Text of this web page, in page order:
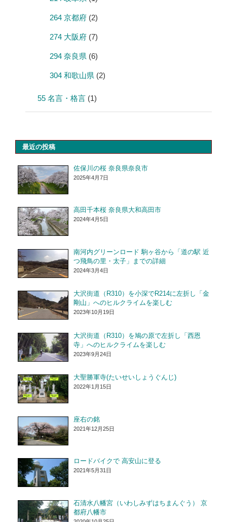
264 京都府 (2)
274 大阪府 (7)
294 奈良県 (6)
304 和歌山県 (2)
55 名言・格言 (1)
最近の投稿
佐保川の桜 奈良県奈良市
2025年4月7日
高田千本桜 奈良県大和高田市
2024年4月5日
南河内グリーンロード 駒ヶ谷から「道の駅 近
つ飛鳥の里・太子」までの詳細
2024年3月4日
大沢街道（R310）を小深でR214に左折し「金
剛山」へのヒルクライムを楽しむ
2023年10月19日
大沢街道（R310）を鳩の原で左折し「西恩
寺」へのヒルクライムを楽しむ
2023年9月24日
大聖勝軍寺(たいせいしょうぐんじ)
2022年1月15日
座右の銘
2021年12月25日
ロードバイクで 高安山に登る
2021年5月31日
石清水八幡宮（いわしみずはちまんぐう） 京
都府八幡市